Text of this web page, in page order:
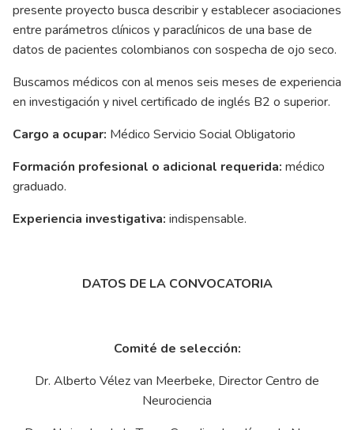
presente proyecto busca describir y establecer asociaciones
entre parámetros clínicos y paraclínicos de una base de
datos de pacientes colombianos con sospecha de ojo seco.
Buscamos médicos con al menos seis meses de experiencia
en investigación y nivel certificado de inglés B2 o superior.
Cargo a ocupar: Médico Servicio Social Obligatorio
Formación profesional o adicional requerida: médico
graduado.
Experiencia investigativa: indispensable.
DATOS DE LA CONVOCATORIA
Comité de selección:
Dr. Alberto Vélez van Meerbeke, Director Centro de
Neurociencia